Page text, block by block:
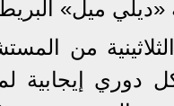
«ديلي ميل»
من